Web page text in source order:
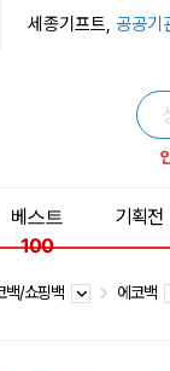
세종기프트, 공공기
베스트
100
기획전
백/쇼핑백 에코백